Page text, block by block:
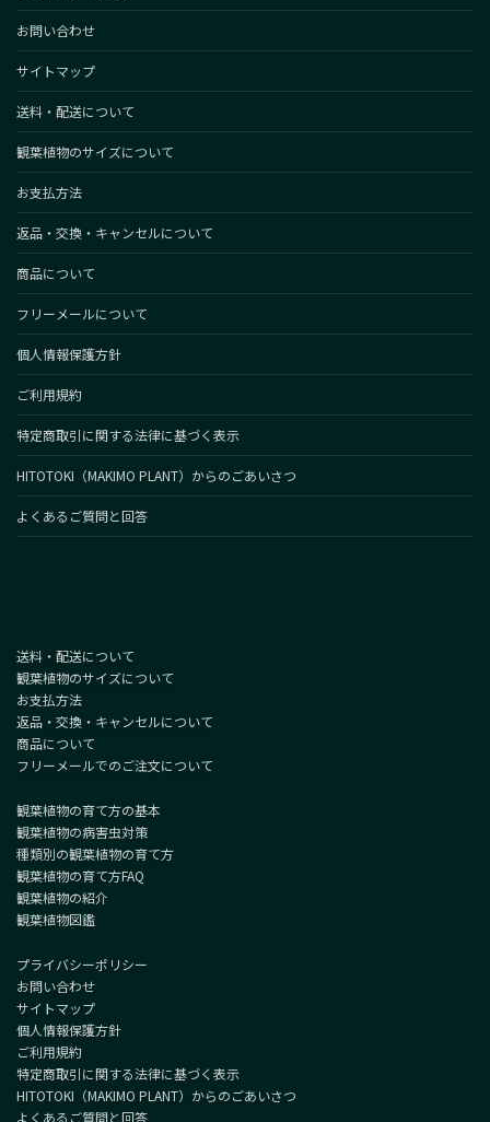
お問い合わせ
サイトマップ
送料・配送について
観葉植物のサイズについて
お支払方法
返品・交換・キャンセルについて
商品について
フリーメールについて
個人情報保護方針
ご利用規約
特定商取引に関する法律に基づく表示
HITOTOKI（MAKIMO PLANT）からのごあいさつ
よくあるご質問と回答
送料・配送について
観葉植物のサイズについて
お支払方法
返品・交換・キャンセルについて
商品について
フリーメールでのご注文について
観葉植物の育て方の基本
観葉植物の病害虫対策
種類別の観葉植物の育て方
観葉植物の育て方FAQ
観葉植物の紹介
観葉植物図鑑
プライバシーポリシー
お問い合わせ
サイトマップ
個人情報保護方針
ご利用規約
特定商取引に関する法律に基づく表示
HITOTOKI（MAKIMO PLANT）からのごあいさつ
よくあるご質問と回答